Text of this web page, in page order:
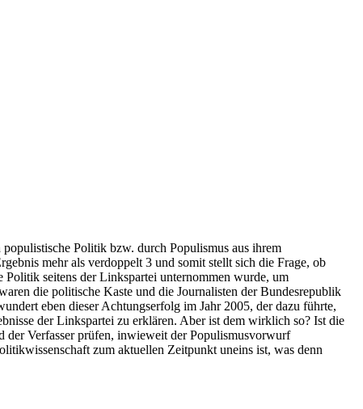
Politik bzw. durch Populismus aus ihrem
mehr als verdoppelt 3 und somit stellt sich die Frage, ob
seitens der Linkspartei unternommen wurde, um
die politische Kaste und die Journalisten der Bundesrepublik
eben dieser Achtungserfolg im Jahr 2005, der dazu führte,
der Linkspartei zu erklären. Aber ist dem wirklich so? Ist die
der Verfasser prüfen, inwieweit der Populismusvorwurf
zum aktuellen Zeitpunkt uneins ist, was denn